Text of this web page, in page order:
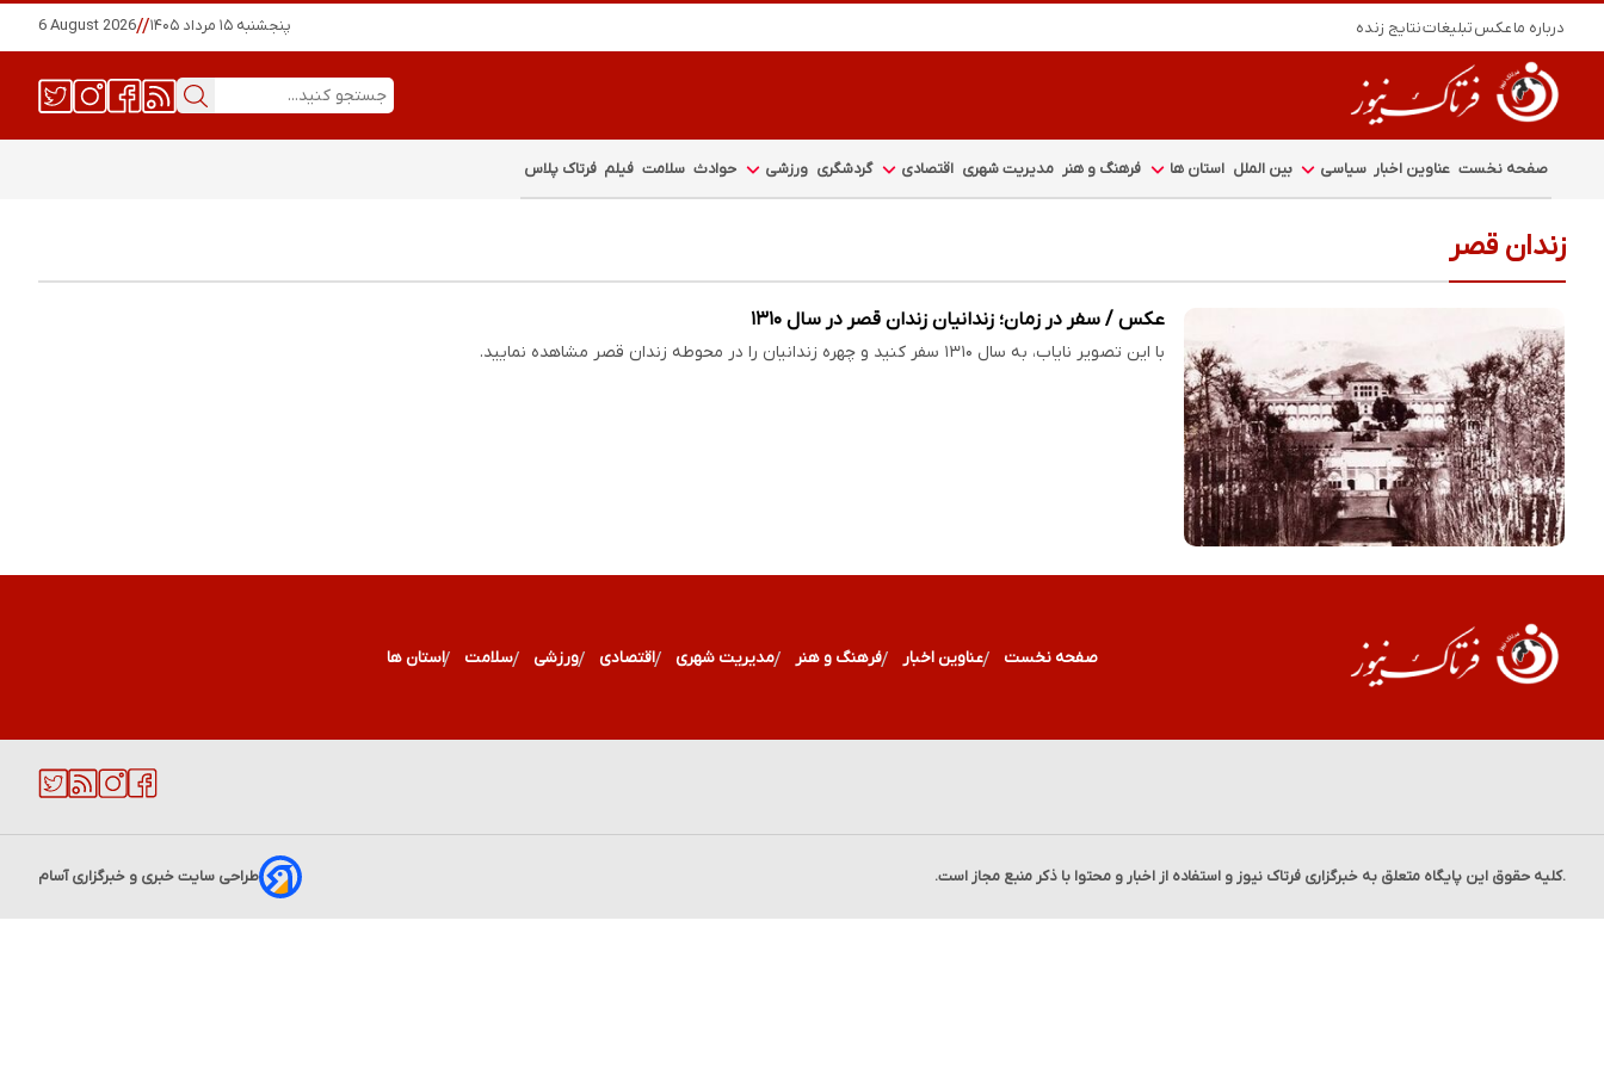
درباره ماعکستبلیغاتنتایج زنده پنجشنبه ۱۵ مرداد ۱۴۰۵ //
6 August 2026
صفحه نخست عناوین اخبار سیاسی بین الملل استان ها فرهنگ و هنر مدیریت شهری اقتصادی گردشگری ورزشی حوادث سلامت فیلم فرتاک پلاس
زندان قصر
عکس / سفر در زمان؛ زندانیان زندان قصر در سال ۱۳۱۰
با این تصویر نایاب، به سال ۱۳۱۰ سفر کنید و چهره زندانیان را در محوطه زندان قصر مشاهده نمایید.
صفحه نخست عناوین اخبار فرهنگ و هنر مدیریت شهری اقتصادی ورزشی سلامت استان ها
.کلیه حقوق این پایگاه متعلق به خبرگزاری فرتاک نیوز و استفاده از اخبار و محتوا با ذکر منبع مجاز است. طراحی سایت خبری و خبرگزاری آسام